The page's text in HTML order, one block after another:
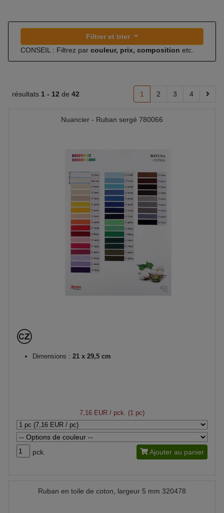
Filtrer et trier
CONSEIL : Filtrez par couleur, prix, composition etc.
résultats 1 - 12 de 42 1 2 3 4
Nuancier - Ruban sergé 780066
Dimensions : 21 x 29,5 cm
7,16 EUR / pck. (1 pc)
pck. Ajouter au panier
Ruban en toile de coton, largeur 5 mm 320478